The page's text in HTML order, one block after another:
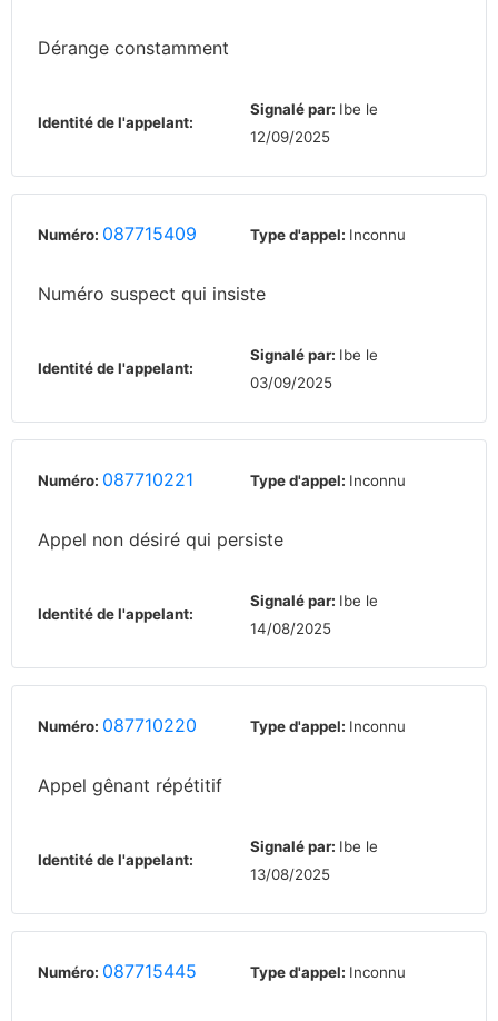
Dérange constamment
Identité de l'appelant:
Signalé par: Ibe le
12/09/2025
Numéro: 087715409 Type d'appel: Inconnu
Numéro suspect qui insiste
Identité de l'appelant:
Signalé par: Ibe le
03/09/2025
Numéro: 087710221 Type d'appel: Inconnu
Appel non désiré qui persiste
Identité de l'appelant:
Signalé par: Ibe le
14/08/2025
Numéro: 087710220 Type d'appel: Inconnu
Appel gênant répétitif
Identité de l'appelant:
Signalé par: Ibe le
13/08/2025
Numéro: 087715445 Type d'appel: Inconnu